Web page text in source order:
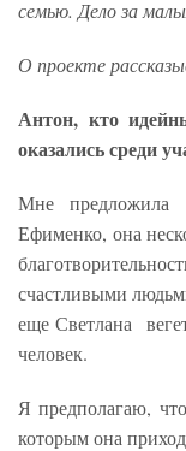
семью. Дело за
О проекте
Антон, кто
оказались среди
Мне предложила
Ефименко, она
счастливыми
еще Светлана
человек.
Я предполагаю,
которым она